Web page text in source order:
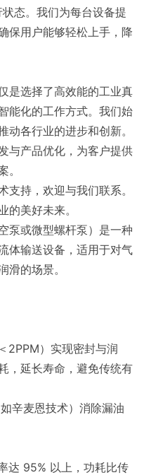
态。我们为每台设备提
保用户能够轻松上手，降
是选择了高效能的工业真
能化的工作方式。我们始
各行业的进步和创新。
与产品优化，为客户提供
。
持，欢迎与我们联系。
的美好未来。
泵或微型螺杆泵）是一种
体输送设备，适用于对气
滑的场景。
2PPM）实现密封与润
，延长寿命，避免传统有
辛麦恩技术）消除漏油
达 95% 以上，功耗比传